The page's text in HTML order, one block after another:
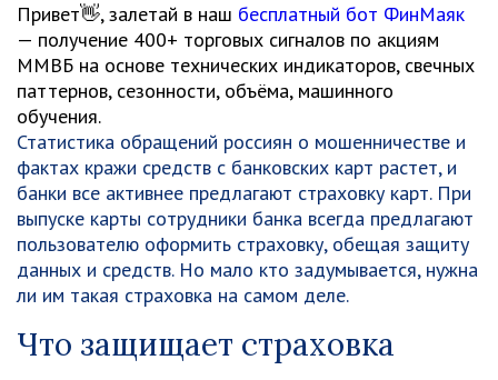
Привет👋, залетай в наш бесплатный бот ФинМаяк
— получение 400+ торговых сигналов по акциям
ММВБ на основе технических индикаторов, свечных
паттернов, сезонности, объёма, машинного
обучения.
Статистика обращений россиян о мошенничестве и
фактах кражи средств с банковских карт растет, и
банки все активнее предлагают страховку карт. При
выпуске карты сотрудники банка всегда предлагают
пользователю оформить страховку, обещая защиту
данных и средств. Но мало кто задумывается, нужна
ли им такая страховка на самом деле.
Что защищает страховка